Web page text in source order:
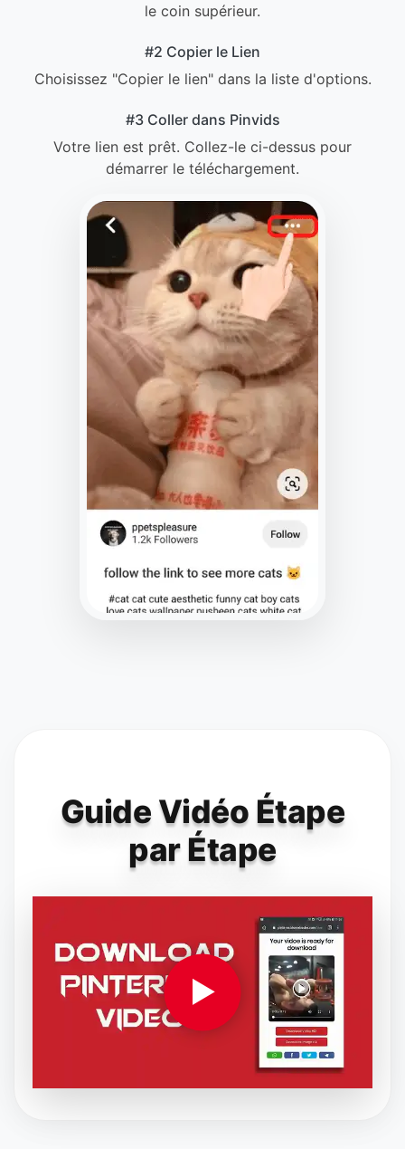
le coin supérieur.
#2 Copier le Lien
Choisissez "Copier le lien" dans la liste d'options.
#3 Coller dans Pinvids
Votre lien est prêt. Collez-le ci-dessus pour
démarrer le téléchargement.
Guide Vidéo Étape
par Étape
▶